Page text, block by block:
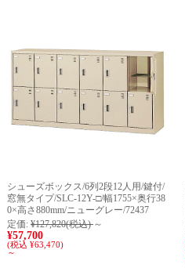
シューズボックス/6列2段12人用/鍵付/
窓無タイプ/SLC-12Y-□/幅1755×奥行38
0×高さ880mm/ニューグレー/72437
定価: ¥127,820(税込) ～
¥57,700
(税込 ¥63,470)
～